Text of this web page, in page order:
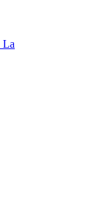
La